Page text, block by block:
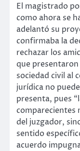
El magistrado
como ahora se
adelantó su
confirmaba la
rechazar los
que
sociedad civil al
jurídica no
presenta, pues
comparecientes
del juzgador,
sentido
acuerdo